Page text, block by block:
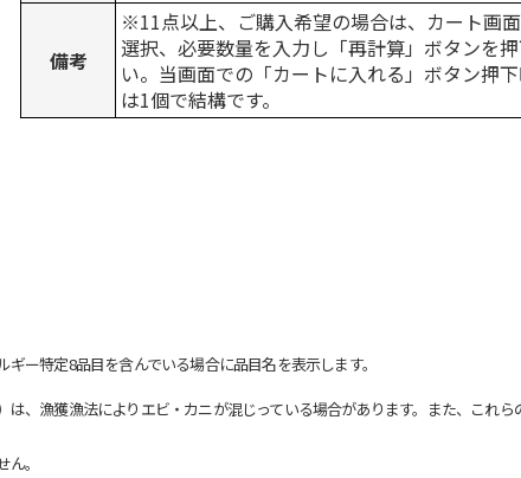
備考
※11点以上、ご購入希望の場合は、カート画
選択、必要数量を入力し「再計算」ボタンを
い。当画面での「カートに入れる」ボタン押
は1個で結構です。
ー特定8品目を含んでいる場合に品目名を表示します。
漁獲漁法によりエビ・カニが混じっている場合があります。また、これら
。